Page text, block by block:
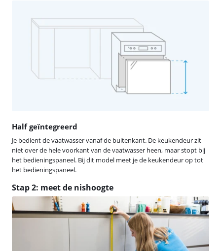
Half geïntegreerd
Je bedient de vaatwasser vanaf de buitenkant. De keukendeur zit
niet over de hele voorkant van de vaatwasser heen, maar stopt bij
het bedieningspaneel. Bij dit model meet je de keukendeur op tot
het bedieningspaneel.
Stap 2: meet de nishoogte